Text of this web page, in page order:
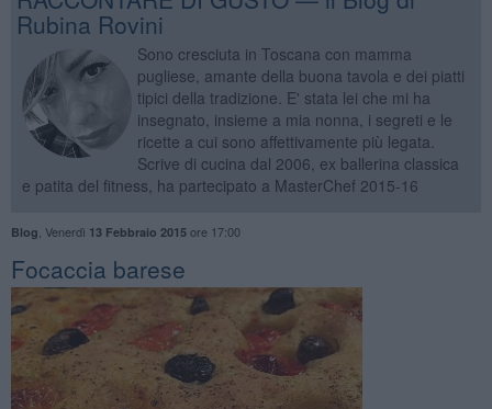
Rubina Rovini
Sono cresciuta in Toscana con mamma
pugliese, amante della buona tavola e dei piatti
tipici della tradizione. E' stata lei che mi ha
insegnato, insieme a mia nonna, i segreti e le
ricette a cui sono affettivamente più legata.
Scrive di cucina dal 2006, ex ballerina classica
e patita del fitness, ha partecipato a MasterChef 2015-16
Blog Venerdì 13 Febbraio 2015ore 17:00
Focaccia barese